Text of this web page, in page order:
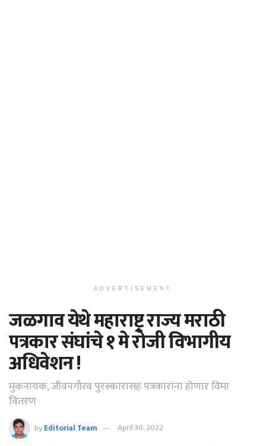
ADVERTISEMENT
जळगाव येथे महाराष्ट्र राज्य मराठी
पत्रकार संघांचे १ मे रोजी विभागीय
अधिवेशन !
मुकनायक, जीवनगौरव पुरस्कारासह पत्रकारांना होणार विमा
वितरण
byEditorial Team April 30, 2022